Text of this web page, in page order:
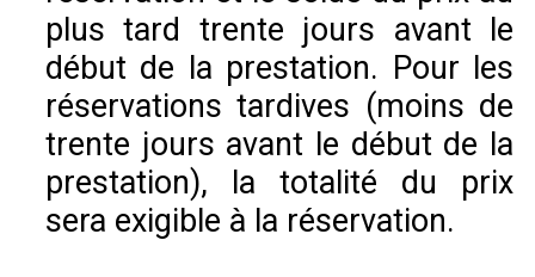
plus tard trente jours avant le
début de la prestation. Pour les
réservations tardives (moins de
trente jours avant le début de la
prestation), la totalité du prix
sera exigible à la réservation.